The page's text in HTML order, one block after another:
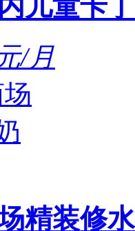
儿童卡
/月
精装修